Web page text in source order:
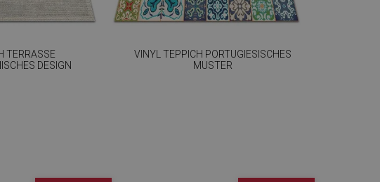
TERRASSE
DESIGN
VINYL TEPPICH PORTUGIESISCHES
MUSTER